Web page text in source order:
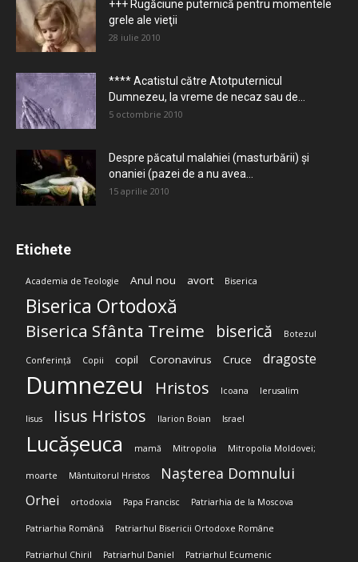
+++ Rugăciune puternică pentru momentele
grele ale vieţii
28 iulie 2010
**** Acatistul către Atotputernicul
Dumnezeu, la vreme de necaz sau de...
5 octombrie 2010
Despre păcatul malahiei (masturbării) şi
onaniei (pazei de a nu avea...
15 aprilie 2010
Etichete
Academia de Teologie Anul nou avort Biserica
Biserica Ortodoxă
Biserica Sfânta Treime biserică Botezul
Conferință Copii copil Coronavirus Cruce dragoste
Dumnezeu Hristos Icoana Ierusalim
Iisus Iisus Hristos Ilarion Boian Israel
Lucășeuca mamă Mitropolia Mitropolia Moldovei;
moarte Mântuitorul Hristos Nașterea Domnului
Orhei ortodoxia Papa Francisc Patriarhia de la Moscova
Patriarhia Română Patriarhul Bisericii Ortodoxe Române
Patriarhul Chiril Patriarhul Daniel Patriarhul Ecumenic